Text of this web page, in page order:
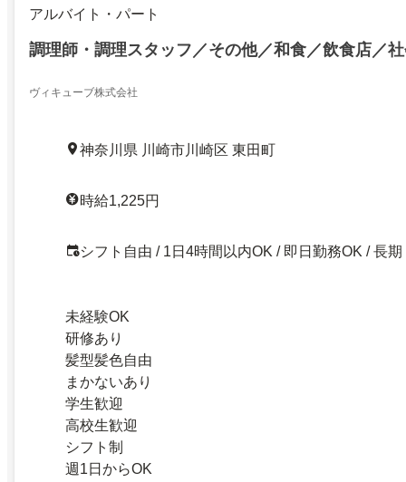
アルバイト・パート
調理師・調理スタッフ／その他／和食／飲食店／
ヴィキューブ株式会社
神奈川県 川崎市川崎区 東田町
時給1,225円
シフト自由 / 1日4時間以内OK / 即日勤務OK / 長期
未経験OK
研修あり
髪型髪色自由
まかないあり
学生歓迎
高校生歓迎
シフト制
週1日からOK